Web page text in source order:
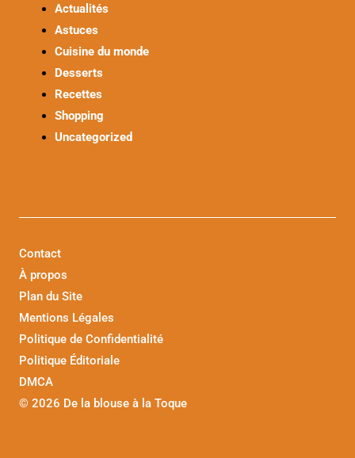
Actualités
Astuces
Cuisine du monde
Desserts
Recettes
Shopping
Uncategorized
© 2026 De la blouse à la Toque
Contact
À propos
Plan du Site
Mentions Légales
Politique de Confidentialité
Politique Éditoriale
DMCA